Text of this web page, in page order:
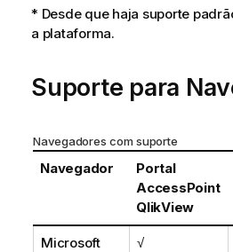
* Desde que haja suporte
a plataforma.
Suporte para
Navegadores com suporte
Navegador
Portal
AccessPoint
QlikView
Microsoft
√